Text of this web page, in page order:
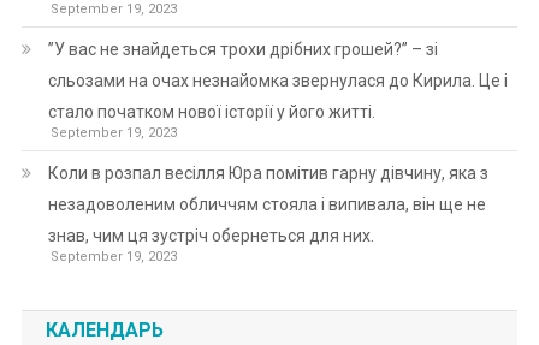
September 19, 2023
”У вас не знайдеться трохи дрібних грошей?” – зі
сльозами на очах незнайомка звернулася до Кирила. Це і
стало початком нової історії у його житті.
September 19, 2023
Коли в розпал весілля Юра помітив гарну дівчину, яка з
незадоволеним обличчям стояла і випивала, він ще не
знав, чим ця зустріч обернеться для них.
September 19, 2023
КАЛЕНДАРЬ